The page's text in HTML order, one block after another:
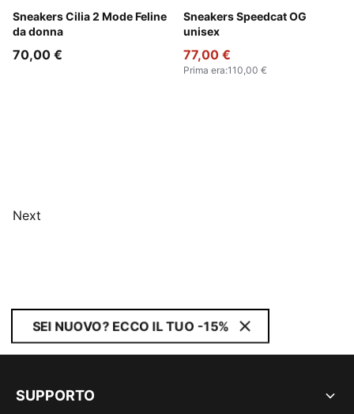
Sneakers Cilia 2 Mode Feline
da donna
Slate Sky-PUMA Black-Warm White
70,00 €
Sneakers Speedcat OG
unisex
Haute Coffee-Frosted Ivory
77,00 €
Prima era:110,00 €
Next
SEI NUOVO? ECCO IL TUO -15%
SUPPORTO